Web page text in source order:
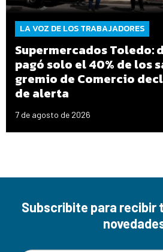
LA VOZ DE LOS TRABAJADORES
Supermercados Toledo:
pagó solo el 40% de los
gremio de Comercio
de alerta
7 de agosto de 2026
Subscribite para recibir